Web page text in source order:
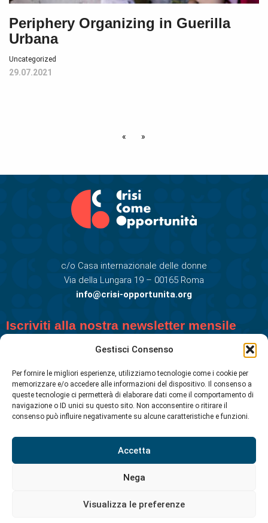
Gestisci Consenso
Per fornire le migliori esperienze, utilizziamo tecnologie come i cookie per
memorizzare e/o accedere alle informazioni del dispositivo. Il consenso a
queste tecnologie ci permetterà di elaborare dati come il comportamento di
navigazione o ID unici su questo sito. Non acconsentire o ritirare il
consenso può influire negativamente su alcune caratteristiche e funzioni.
Accetta
Nega
Visualizza le preferenze
Periphery Organizing in Guerilla
Urbana
Uncategorized
29.07.2021
« »
c/o Casa internazionale delle donne
Via della Lungara 19 – 00165 Roma
info@crisi-opportunita.org
Iscriviti alla nostra newsletter mensile
© CRISI COME OPPORTUNITA' ETS 2026. Tutti i diritti riservati.